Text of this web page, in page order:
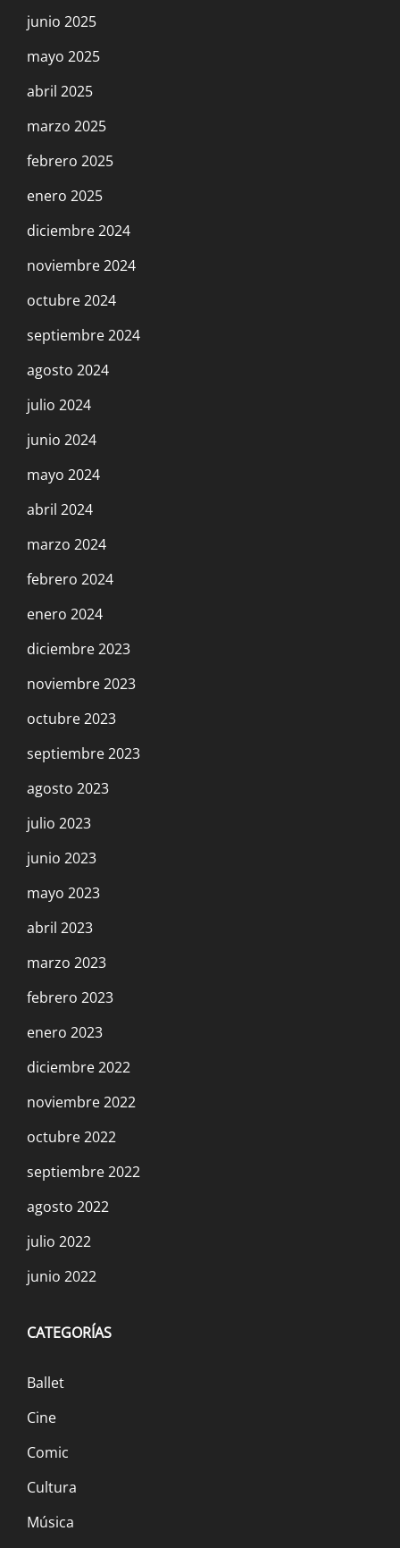
junio 2025
mayo 2025
abril 2025
marzo 2025
febrero 2025
enero 2025
diciembre 2024
noviembre 2024
octubre 2024
septiembre 2024
agosto 2024
julio 2024
junio 2024
mayo 2024
abril 2024
marzo 2024
febrero 2024
enero 2024
diciembre 2023
noviembre 2023
octubre 2023
septiembre 2023
agosto 2023
julio 2023
junio 2023
mayo 2023
abril 2023
marzo 2023
febrero 2023
enero 2023
diciembre 2022
noviembre 2022
octubre 2022
septiembre 2022
agosto 2022
julio 2022
junio 2022
CATEGORÍAS
Ballet
Cine
Comic
Cultura
Música